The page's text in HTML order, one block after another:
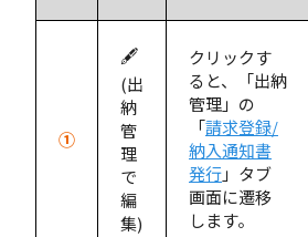
①
🖋
(出
納
管
理
で
編
集)
クリックす
ると、「出納
管理」の
「請求登録/
納入通知書
発行」タブ
画面に遷移
します。